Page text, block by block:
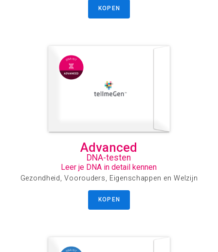
KOPEN
Advanced
DNA-testen
Leer je DNA in detail kennen
Gezondheid, Voorouders, Eigenschappen en Welzijn
KOPEN